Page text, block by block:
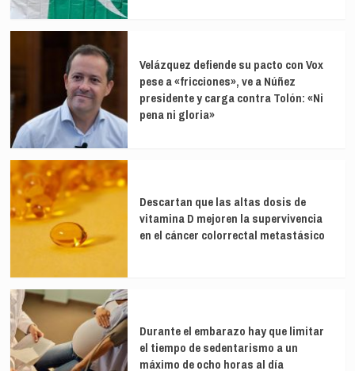
Velázquez defiende su pacto con Vox
pese a «fricciones», ve a Núñez
presidente y carga contra Tolón: «Ni
pena ni gloria»
Descartan que las altas dosis de
vitamina D mejoren la supervivencia
en el cáncer colorrectal metastásico
Durante el embarazo hay que limitar
el tiempo de sedentarismo a un
máximo de ocho horas al día